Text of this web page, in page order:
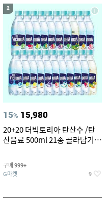
2
15% 15,980
20+20 더빅토리아 탄산수 /탄
산음료 500ml 21종 골라담기
구매 999+
G마켓 9